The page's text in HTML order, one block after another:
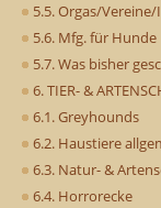
5.5. Orgas/Vereine/
5.6. Mfg. für Hunde
5.7. Was bisher
6. TIER- &
6.1. Greyhounds
6.2. Haustiere
6.3. Natur- &
6.4. Horrorecke